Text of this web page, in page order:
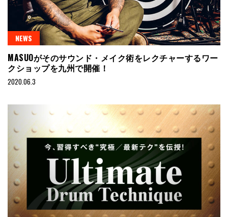
NEWS
MASUOがそのサウンド・メイク術をレクチャーするワー
クショップを九州で開催！
2020.06.3